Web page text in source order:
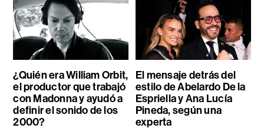
¿Quién era William Orbit,
el productor que trabajó
con Madonna y ayudó a
definir el sonido de los
2000?
El mensaje detrás del
estilo de Abelardo De la
Espriella y Ana Lucía
Pineda, según una
experta